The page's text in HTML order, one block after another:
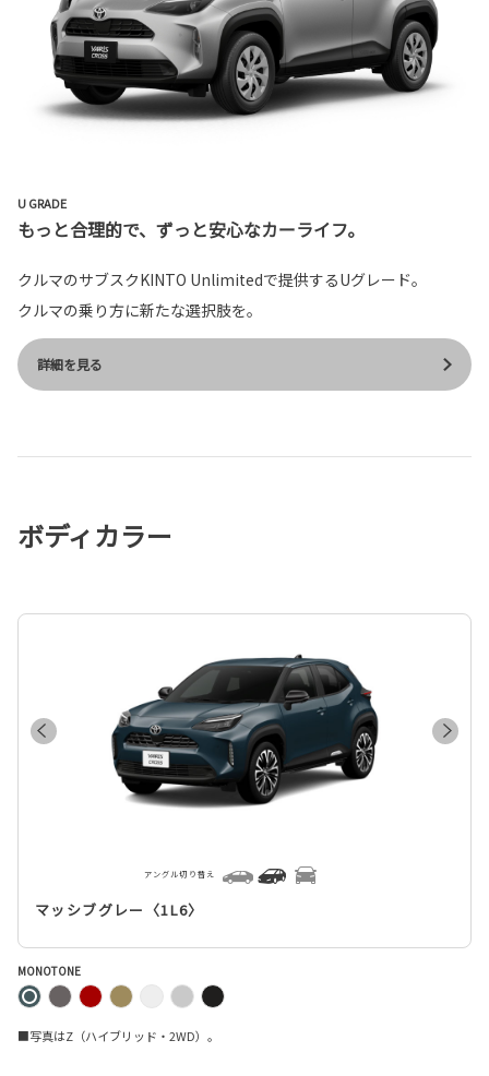
U GRADE
もっと合理的で、ずっと安心なカーライフ。
クルマのサブスクKINTO Unlimitedで提供するUグレード。
クルマの乗り方に新たな選択肢を。
詳細を見る
ボディカラー
マッシブグレー〈1L6〉
アングル切り替え
MONOTONE
■写真はZ（ハイブリッド・2WD）。